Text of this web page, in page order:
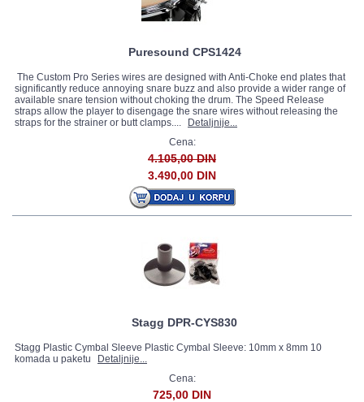
Puresound CPS1424
The Custom Pro Series wires are designed with Anti-Choke end plates that
significantly reduce annoying snare buzz and also provide a wider range of
available snare tension without choking the drum. The Speed Release
straps allow the player to disengage the snare wires without releasing the
straps for the strainer or butt clamps....
Detaljnije...
Cena:
4.105,00 DIN
3.490,00 DIN
Stagg DPR-CYS830
Stagg Plastic Cymbal Sleeve Plastic Cymbal Sleeve: 10mm x 8mm 10
komada u paketu
Detaljnije...
Cena:
725,00 DIN